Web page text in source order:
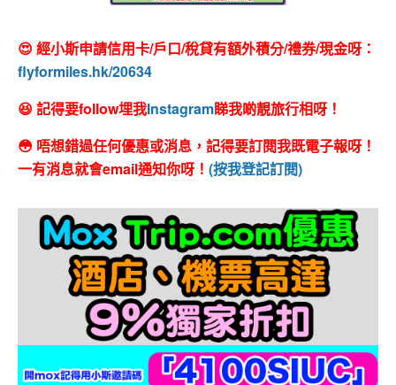
😍 經小斯申請信用卡/戶口/稅貸有額外積分/禮券/現金呀：
flyformiles.hk/20634
😆 記得要follow埋我Instagram睇我啲靚旅行相呀！
😳 唔想錯過任何優惠或消息，記得要訂閱我既電子報呀！
一有消息就會email通知你呀！ (按我登記訂閱)